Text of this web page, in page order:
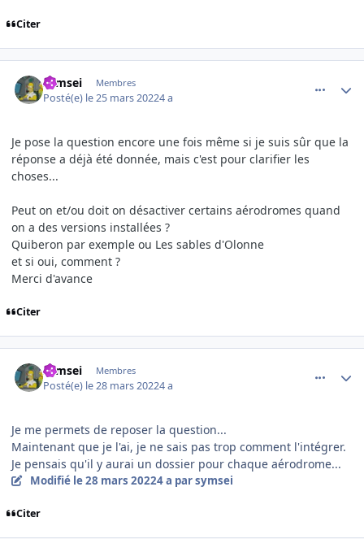
Citer
symsei Membres
Posté(e) le 25 mars 20224 a
Je pose la question encore une fois même si je suis sûr que la
réponse a déjà été donnée, mais c'est pour clarifier les
choses...
Peut on et/ou doit on désactiver certains aérodromes quand
on a des versions installées ?
Quiberon par exemple ou Les sables d'Olonne
et si oui, comment ?
Merci d'avance
Citer
symsei Membres
Posté(e) le 28 mars 20224 a
Je me permets de reposer la question...
Maintenant que je l'ai, je ne sais pas trop comment l'intégrer.
Je pensais qu'il y aurai un dossier pour chaque aérodrome...
Modifié le 28 mars 20224 a par symsei
Citer